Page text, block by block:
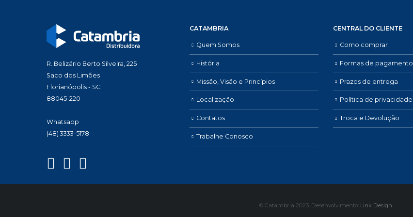
R. Belizário Berto Silveira, 225
Saco dos Limões
Florianópolis - SC
88045-220
Whatsapp
(48) 3333-5178
CATAMBRIA
Quem Somos
História
Missão, Visão e Princípios
Localização
Contatos
Trabalhe Conosco
CENTRAL DO CLIENTE
Como comprar
Formas de pagamento
Prazos de entrega
Política de privacidade
Troca e Devolução
© Catambria 2023. Desenvolvimento: Link Design